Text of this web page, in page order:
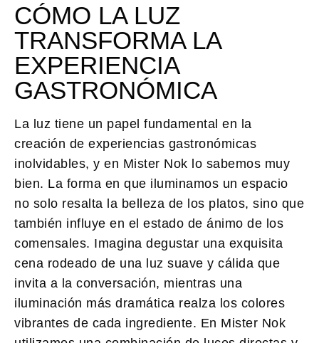
CÓMO LA LUZ
TRANSFORMA LA
EXPERIENCIA
GASTRONÓMICA
La luz tiene un papel fundamental en la
creación de experiencias gastronómicas
inolvidables, y en Mister Nok lo sabemos muy
bien. La forma en que iluminamos un espacio
no solo resalta la belleza de los platos, sino que
también influye en el estado de ánimo de los
comensales. Imagina degustar una exquisita
cena rodeado de una luz suave y cálida que
invita a la conversación, mientras una
iluminación más dramática realza los colores
vibrantes de cada ingrediente. En Mister Nok